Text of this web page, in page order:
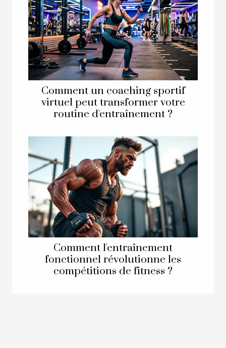
Comment un coaching sportif
virtuel peut transformer votre
routine d'entraînement ?
Comment l'entraînement
fonctionnel révolutionne les
compétitions de fitness ?